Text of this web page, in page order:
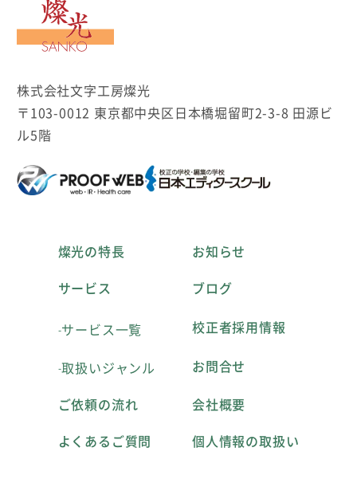
文字工房燦光
株式会社文字工房燦光
〒103-0012 東京都中央区日本橋堀留町2-3-8 田源ビ
ル5階
燦光の特長
サービス
サービス一覧
取扱いジャンル
ご依頼の流れ
よくあるご質問
お知らせ
ブログ
校正者採用情報
お問合せ
会社概要
個人情報の取扱い